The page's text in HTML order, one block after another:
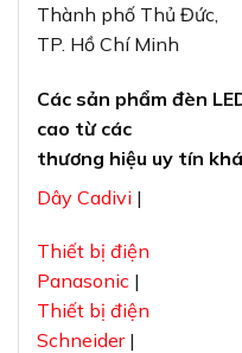
Thành phố Thủ Đức,
TP. Hồ Chí Minh
Các sản phẩm đèn
cao từ các
thương hiệu uy tín
Dây Cadivi |
Thiết bị điện
Panasonic |
Thiết bị điện
Schneider|